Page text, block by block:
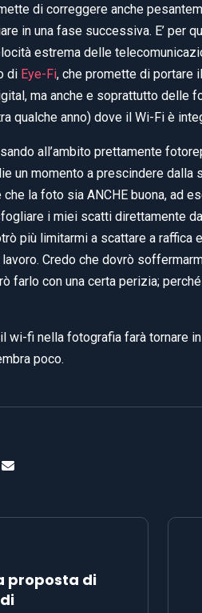
di correggere anche
in una fase successiva. E’ per
estrema delle
di Eye-Fi, che promette di portare
ma anche e soprattutto delle
qualche anno) dove il Wi-Fi è
all’ambito prettamente
un momento a prescindere
la foto sia ANCHE buona, ad
i miei scatti direttamente
più limitarmi a scattare a raffica
Credo che dovrò
farlo con una certa perizia;
wi-fi nella fotografia farà tornare
poco.
proposta di